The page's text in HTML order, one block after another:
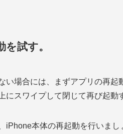
試す。
い場合には、まずアプリの再
にスワイプして閉じて再び起動
iPhone本体の再起動を行いま